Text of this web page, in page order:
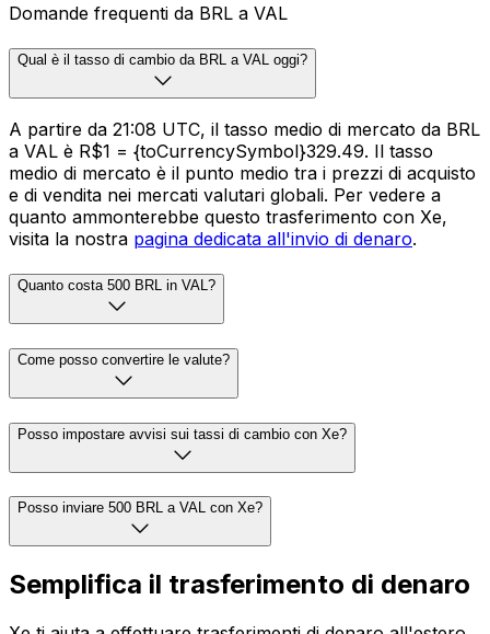
Domande frequenti da BRL a VAL
Qual è il tasso di cambio da BRL a VAL oggi?
A partire da 21:08 UTC, il tasso medio di mercato da BRL
a VAL è R$1 = {toCurrencySymbol}329.49. Il tasso
medio di mercato è il punto medio tra i prezzi di acquisto
e di vendita nei mercati valutari globali. Per vedere a
quanto ammonterebbe questo trasferimento con Xe,
visita la nostra pagina dedicata all'invio di denaro.
Quanto costa 500 BRL in VAL?
Come posso convertire le valute?
Posso impostare avvisi sui tassi di cambio con Xe?
Posso inviare 500 BRL a VAL con Xe?
Semplifica il trasferimento di denaro